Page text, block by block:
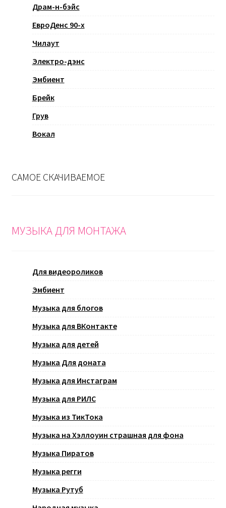
Драм-н-бэйс
ЕвроДенс 90-х
Чилаут
Электро-дэнс
Эмбиент
Брейк
Грув
Вокал
САМОЕ СКАЧИВАЕМОЕ
МУЗЫКА ДЛЯ МОНТАЖА
Для видеороликов
Эмбиент
Музыка для блогов
Музыка для ВКонтакте
Музыка для детей
Музыка Для доната
Музыка для Инстаграм
Музыка для РИЛС
Музыка из ТикТока
Музыка на Хэллоуин страшная для фона
Музыка Пиратов
Музыка регги
Музыка Рутуб